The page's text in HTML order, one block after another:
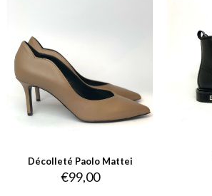
Décolleté Paolo Mattei
€99,00